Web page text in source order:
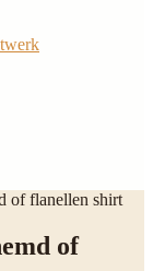
of flanellen shirt
of